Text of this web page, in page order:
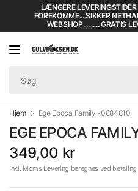
LÆNGERE
FOREKOMME....SIKKER
WEBSHOP.......... GRATIS
Hjem Ege Epoca Family -0884810
EGE EPOCA
349,00 kr
Inkl. Moms Levering beregnes ved betaling